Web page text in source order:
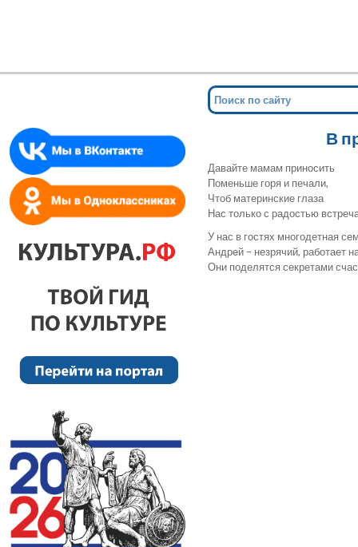
В
Давайте мамам приносить
Поменьше горя и печали,
Чтоб материнские глаза
Нас только с радостью
У нас в гостях многодетная
Андрей – незрячий, работает
Они поделятся секретами